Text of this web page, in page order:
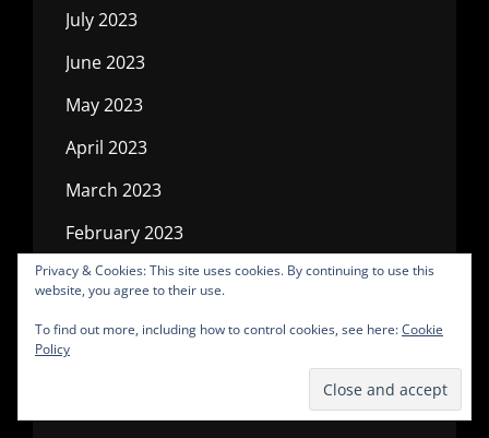
July 2023
June 2023
May 2023
April 2023
March 2023
February 2023
January 2023
November 2022
Privacy & Cookies: This site uses cookies. By continuing to use this
website, you agree to their use.
To find out more, including how to control cookies, see here:Cookie
Policy